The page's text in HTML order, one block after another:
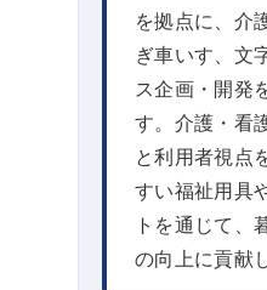
を拠点に、介
ぎ車いす、文
ス企画・開発
す。介護・看
と利用者視点
すい福祉用具
トを通じて、
の向上に貢献